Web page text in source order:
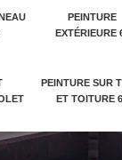
PEINTURE
EXTÉRIEURE
PEINTURE SUR
ET TOITURE